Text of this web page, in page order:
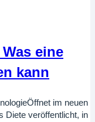
eine
kann
im neuen
Diete veröffentlicht, in